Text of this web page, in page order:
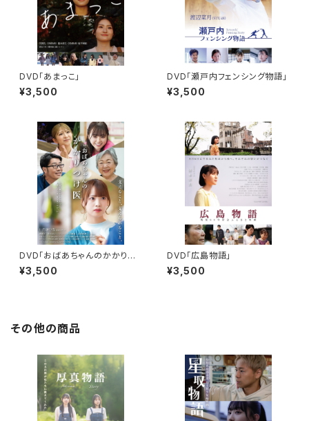
DVD「あまっこ」
¥3,500
DVD「瀬戸内フェンシング物語」
¥3,500
DVD「おばあちゃんのかかりつ
け医」
¥3,500
DVD「広島物語」
¥3,500
その他の商品